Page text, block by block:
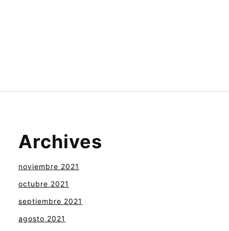
Archives
noviembre 2021
octubre 2021
septiembre 2021
agosto 2021